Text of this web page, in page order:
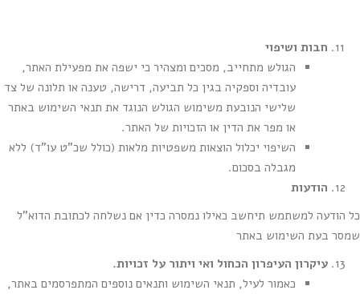
חבות ושיפוי
הגולש מתחייב, מסכים ומצהיר כי ישפה את מפעילת האתר,
עובדיה וספקיה בגין כל תביעה, דרישה, טענה או תלונה של צד
שלישי הנובעת משימוש הגולש הנוגד את תנאי השימוש באתר
או מפר את הדין או הזכויות של האתר.
השיפוי יכלול הוצאות משפטיות מלאות (כולל שכ"ט עו"ד) ללא
מגבלה בסכום.
הודעות
כל הודעה למשתמש תיחשב כאילו נמסרה כדין אם נשלחה לכתובת הדוא"ל
שמסר בעת השימוש באתר
עיקרון העיפרון הכחול ואי ויתור על זכויות.
כאמור לעיל, תנאי השימוש ותנאים נוספים המתפרסמים באתר,